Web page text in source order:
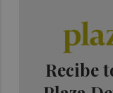
Recibe